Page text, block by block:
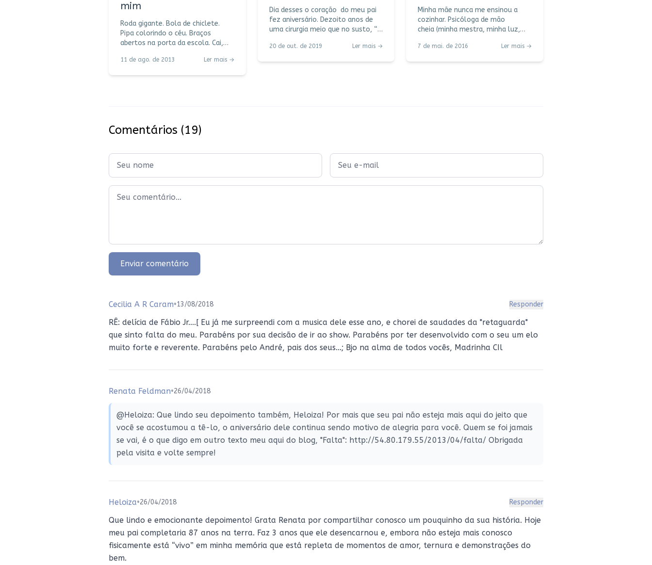
mim
Roda gigante. Bola de chiclete.
Pipa colorindo o céu. Braços
abertos na porta da escola. Cai,
Esconde-esconde. Bolha de sabão.
sente. Tão presente, tão sempre,
11 de ago. de 2013 Ler mais →
Dia desses o coração do meu pai
fez aniversário. Dezoito anos de
uma cirurgia meio que no susto, “é
levando a novos caminhos na vida
relógio andar mai
20 de out. de 2019 Ler mais →
Minha mãe nunca me ensinou a
cozinhar. Psicóloga de mão
cheia (minha mestra, minha luz,
ouvir problemas e traduzir
marido: – Mãe, estou pen
7 de mai. de 2016 Ler mais →
Comentários (19)
Enviar comentário
Cecilia A R Caram•13/08/2018 Responder
RÊ: delícia de Fábio Jr....[ Eu já me surpreendi com a musica dele esse ano, e chorei de saudades da "retaguarda"
que sinto falta do meu. Parabéns por sua decisão de ir ao show. Parabéns por ter desenvolvido com o seu um elo
muito forte e reverente. Parabéns pelo André, pais dos seus...; Bjo na alma de todos vocês, Madrinha CIl
Renata Feldman•26/04/2018
@Heloiza: Que lindo seu depoimento também, Heloiza! Por mais que seu pai não esteja mais aqui do jeito que
você se acostumou a tê-lo, o aniversário dele continua sendo motivo de alegria para você. Quem se foi jamais
se vai, é o que digo em outro texto meu aqui do blog, "Falta": http://54.80.179.55/2013/04/falta/ Obrigada
pela visita e volte sempre!
Heloiza•26/04/2018 Responder
Que lindo e emocionante depoimento! Grata Renata por compartilhar conosco um pouquinho da sua história. Hoje
meu pai completaria 87 anos na terra. Faz 3 anos que ele desencarnou e, embora não esteja mais conosco
fisicamente está “vivo” em minha memória que está repleta de momentos de amor, ternura e demonstrações do
bem.